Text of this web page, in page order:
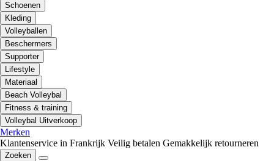
Schoenen
Kleding
Volleyballen
Beschermers
Supporter
Lifestyle
Materiaal
Beach Volleybal
Fitness & training
Volleybal Uitverkoop
Merken
Klantenservice in Frankrijk Veilig betalen Gemakkelijk retourneren
Zoeken